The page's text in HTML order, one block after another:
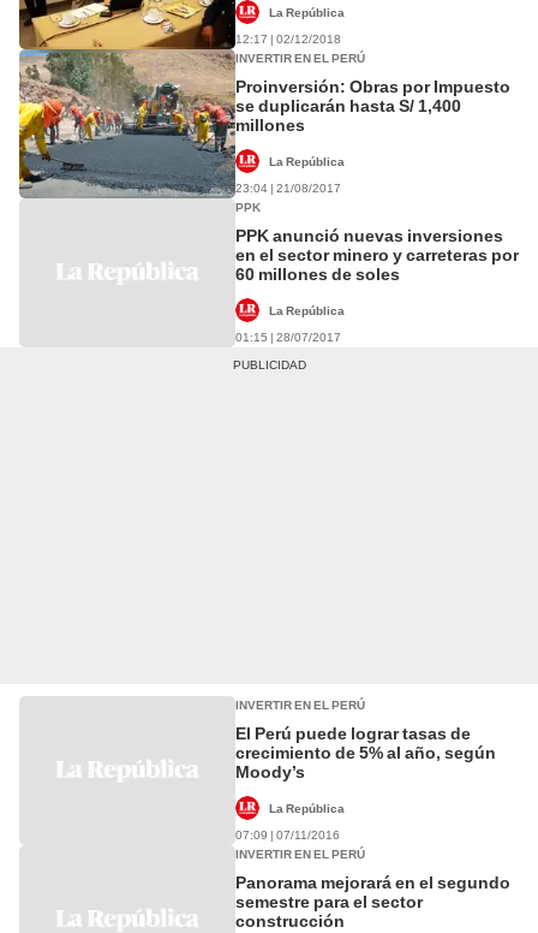
La República
12:17 | 02/12/2018
INVERTIR EN EL PERÚ
Proinversión: Obras por Impuesto
se duplicarán hasta S/ 1,400
millones
La República
23:04 | 21/08/2017
PPK
PPK anunció nuevas inversiones
en el sector minero y carreteras por
60 millones de soles
La República
01:15 | 28/07/2017
INVERTIR EN EL PERÚ
El Perú puede lograr tasas de
crecimiento de 5% al año, según
Moody’s
La República
07:09 | 07/11/2016
INVERTIR EN EL PERÚ
Panorama mejorará en el segundo
semestre para el sector
construcción